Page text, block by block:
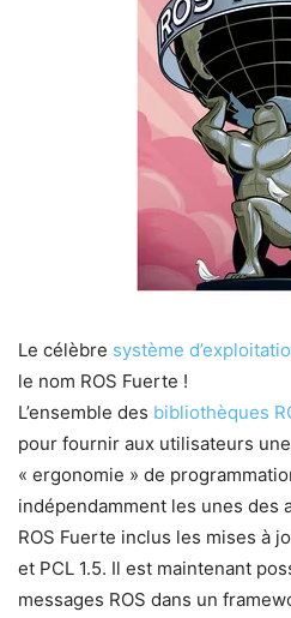
Le célèbre système
le nom ROS Fuerte !
L’ensemble des bibliothèques
pour fournir aux utilisateurs
« ergonomie » de
indépendamment les unes des
ROS Fuerte inclus les mises à
et PCL 1.5. Il est maintenant
messages ROS dans un